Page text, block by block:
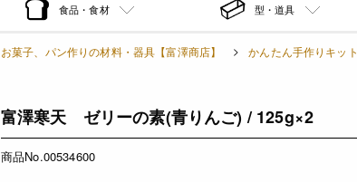
食品・食材 型・道具
お菓子、パン作りの材料・器具【富澤商店】 かんたん手作りキット
富澤寒天 ゼリーの素(青りんご) / 125g×2
商品No.00534600